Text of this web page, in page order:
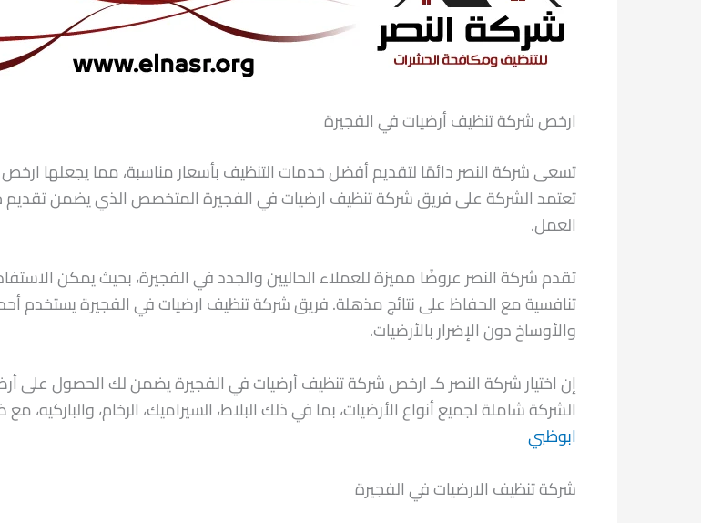
ارخص شركة تنظيف أرضيات في الفجيرة
تسعى شركة النصر دائمًا لتقديم أفضل خدمات التنظيف بأسعار مناسبة، مما يجعلها
تعتمد الشركة على فريق شركة تنظيف ارضيات في الفجيرة المتخصص الذي يضمن تقديم
العمل.
تقدم شركة النصر عروضًا مميزة للعملاء الحاليين والجدد في الفجيرة، بحيث يمكن
تنافسية مع الحفاظ على نتائج مذهلة. فريق شركة تنظيف ارضيات في الفجيرة يستخدم
والأوساخ دون الإضرار بالأرضيات.
إن اختيار شركة النصر كـ ارخص شركة تنظيف أرضيات في الفجيرة يضمن لك الحصول
الشركة شاملة لجميع أنواع الأرضيات، بما في ذلك البلاط، السيراميك، الرخام، والباركيه،
ابوظبي
شركة تنظيف الارضيات في الفجيرة